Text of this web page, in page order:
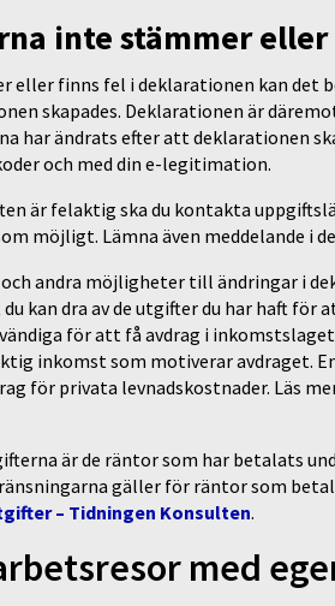
inte stämmer eller
eller finns fel i deklarationen kan
skapades. Deklarationen är
har ändrats efter att deklarationen
och med din e-legitimation.
är felaktig ska du kontakta
möjligt. Lämna även meddelande i
andra möjligheter till ändringar i
kan dra av de utgifter du har haft
för att få avdrag i
inkomst som motiverar avdraget.
för privata levnadskostnader. Läs
är de räntor som har betalats
gäller för räntor som
– Tidningen Konsulten.
med